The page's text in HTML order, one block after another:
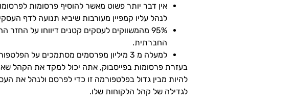
אין דבר יותר פשוט מאשר להוסיף פרסומות
לנהל עליו קמפיין מעורבות שיביא תנועה לדף
95% מהמשווקים לעסקים קטנים דיווחו על
החברתית.
למעלה מ 3 מיליון מפרסמים מסתמכים על הפלטפורמה שתביא לקוחות דרך דלתותיהם (הן ברשת והן מחוצה לה).
להיות מבין גדול בפלטפורמה זו כדי לפרסם ולנהל את
לגדילה של קהל הלקוחות שלו.